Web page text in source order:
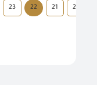
20
21
22
23